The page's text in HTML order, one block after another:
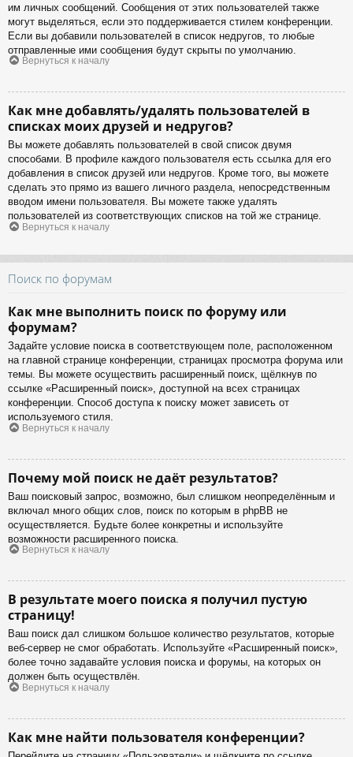
им личных сообщений. Сообщения от этих пользователей также
могут выделяться, если это поддерживается стилем конференции.
Если вы добавили пользователей в список недругов, то любые
отправленные ими сообщения будут скрыты по умолчанию.
Вернуться к началу
Как мне добавлять/удалять пользователей в
списках моих друзей и недругов?
Вы можете добавлять пользователей в свой список двумя
способами. В профиле каждого пользователя есть ссылка для его
добавления в список друзей или недругов. Кроме того, вы можете
сделать это прямо из вашего личного раздела, непосредственным
вводом имени пользователя. Вы можете также удалять
пользователей из соответствующих списков на той же странице.
Вернуться к началу
Поиск по форумам
Как мне выполнить поиск по форуму или
форумам?
Задайте условие поиска в соответствующем поле, расположенном
на главной странице конференции, страницах просмотра форума или
темы. Вы можете осуществить расширенный поиск, щёлкнув по
ссылке «Расширенный поиск», доступной на всех страницах
конференции. Способ доступа к поиску может зависеть от
используемого стиля.
Вернуться к началу
Почему мой поиск не даёт результатов?
Ваш поисковый запрос, возможно, был слишком неопределённым и
включал много общих слов, поиск по которым в phpBB не
осуществляется. Будьте более конкретны и используйте
возможности расширенного поиска.
Вернуться к началу
В результате моего поиска я получил пустую
страницу!
Ваш поиск дал слишком большое количество результатов, которые
веб-сервер не смог обработать. Используйте «Расширенный поиск»,
более точно задавайте условия поиска и форумы, на которых он
должен быть осуществлён.
Вернуться к началу
Как мне найти пользователя конференции?